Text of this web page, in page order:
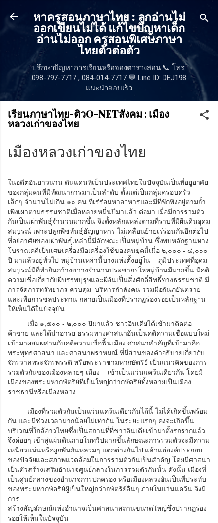
ข้ามไปที่เนื้อหาหลัก
หาครูสอนภาษาไทย : ลูกอ่านไม่
ออกเขียนไม่ได้ แก้ไขปัญหาเด็ก
อ่านไม่ออก ครูสอนพิเศษภาษา
ไทยตัวต่อตัว
ปรึกษาปัญหาการเรียนหรือจองตารางสอน 📞 โทร:
098-797-7717 , 084-014-7717 💬 Line ID: DEJ198
แนะนำตอบเร็ว
เรียนภาษาไทย-ติวO-NETสังคม : เมือง
หลวงเก่าของไทย
เมืองหลวงเก่าของไทย
ในอดีตอันยาวนาน ดินแดนที่เป็นประเทศไทยในปัจจุบันเป็นที่อยู่อาศัย
ของกลุ่มคนที่มีพัฒนาการมาเป็นลำดับ ตั้งแต่เป็นกลุ่มครอบครัว
เล็กๆ จำนวนไม่เกิน ๑๐ คน ที่เร่ร่อนหาอาหารและมีที่พักพิงอยู่ตามถ้ำ
เพิงเผาตามธรรมชาติเมื่อหลายหมื่นปีมาแล้ว ต่อมา เมื่อมีการรวมตัว
กันเป็นเผ่าพันธุ์จำนวนมากขึ้น จึงตั้งหลักแหล่งตามที่ราบที่มีผืนดินอุดม
สมบูรณ์ เพาะปลูกพืชพันธุ์ธัญญาหาร ไม่เคลื่อนย้ายเร่ร่อนกันอีกต่อไป
ที่อยู่อาศัยของเผ่าพันธุ์เหล่านี้มีลักษณะเป็นหมู่บ้าน ซึ่งพบหลักฐานทาง
โบราณคดีเป็นเศษเครื่องมือเครื่องใช้ของคนยุคนี้เมื่อ ๒,๐๐๐ - ๔,๐๐๐
ปี มาแล้วอยู่ทั่วไป หมู่บ้านเหล่านี้บางแห่งตั้งอยู่ใน ภูมิประเทศที่อุดม
สมบูรณ์มีที่ทำกินกว้างขวางจำนวนประชากรใหหมู่บ้านมีมากขึ้น มีคติ
ความเชื่อเกี่ยวกับผีบรรพบุรุษและผีอันเป็นสิ่งศักดิ์สิทธิ์ทางธรรมชาติ มี
การจัดการทรัพยากร ควบคุม บริหารกำลังคน ร่วมมือกันภยันตราย
และเพื่อการชลประทาน กลายเป็นเมืองที่ปรากฏร่องรอยเป็นหลักฐาน
ให้เห็นได้ในปัจจุบัน
เมื่อ ๑,๕๐๐ - ๒,๐๐๐ ปีมาแล้ว ชาวอินเดียได้เข้ามาติดต่อ
ค้าขาย และได้นำอารย ธรรมทางศาสนาอันเป็นคติความเชื่อแบบใหม่
เข้ามาผสมผสานกับคติความเชื่อฟื้นเมือง ศาสนาสำคัญที่เข้ามาคือ
พระพุทธศาสนา และศาสนาพราหมณ์ ที่มีส่วนของคำอธิบายเกี่ยวกับ
จักรวาลพระจักรพรรดิ หรือพระราชามหากษัตริย์ เป็นแนวคิดของการ
รวมตัวกันของเมืองหลายๆ เมือง เข้าเป็นแว่นแคว้นเดียวกัน โดยมี
เมืองของพระมหากษัตริย์ที่เป็นใหญ่กว่ากษัตริย์ทั้งหลายเป็นเมือง
ราชธานีหรือเมืองหลวง
เมืองที่รวมตัวกันเป็นแว่นแคว้นเดียวกันได้นี้ ไม่ได้เกิดขึ้นพร้อม
กัน และมีช่วงเวลามากน้อยไม่เท่ากัน ในระยะแรกๆ คงจะเกิดขึ้น
บริเวณที่ใกล้อ่าวไทยซึ่งเป็นสถานที่ที่ชาวอินเดียเข้ามาตั้งรกรากแล้ว
จึงค่อยๆ เข้าสู่แผ่นดินภายในทวีปมากขึ้นลักษณะการรวมตัวจะมีความ
เหนียวแน่นหรือผูกพันกันหลวมๆ แตกต่างกันไป แล้วแต่องค์ประกอบ
ของปัจจัยและสภาพแวดล้อมในการรวมตัวกันเป็นสำคัญ โดยมีศาสนา
เป็นตัวสร้างเสริมอำนาจศูนย์กลางในการรวมตัวกันนั้น ดังนั้น เมืองที่
เป็นศูนย์กลางของอำนาจการปกครอง หรือเมืองหลวงอันเป็นที่ประทับ
ของพระมหากษัตริย์ผู้เป็นใหญ่กว่ากษัตริย์อื่นๆ ภายในแว่นแคว้น จึงมี
การ
สร้างสัญลักษณ์แห่งอำนาจเป็นศาสนาสถานขนาดใหญ่ซึ่งปรากฏร่อง
รอยให้เห็นในปัจจุบัน